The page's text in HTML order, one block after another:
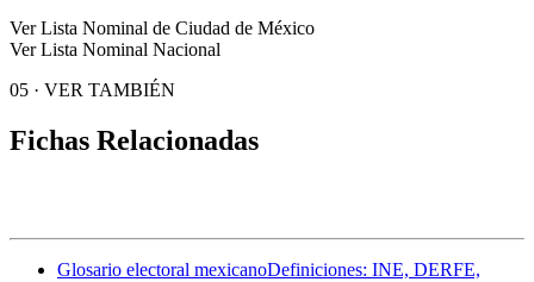
Ver Lista Nominal de Ciudad de México
Ver Lista Nominal Nacional
05 · VER TAMBIÉN
Fichas Relacionadas
Glosario electoral mexicanoDefiniciones: INE, DERFE,